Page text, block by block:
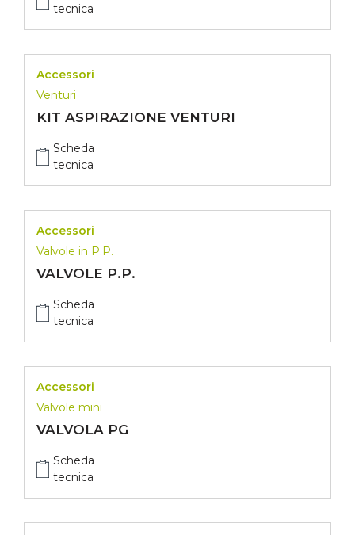
tecnica
Accessori
Venturi
KIT ASPIRAZIONE VENTURI
Scheda
tecnica
Accessori
Valvole in P.P.
VALVOLE P.P.
Scheda
tecnica
Accessori
Valvole mini
VALVOLA PG
Scheda
tecnica